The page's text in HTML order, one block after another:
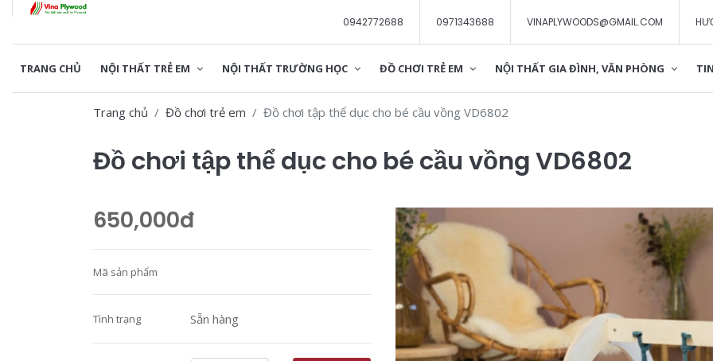
VINAPLYWOODS@GMAIL.COM
0971343688
0942772688
TRANG CHỦ NỘI THẤT TRẺ EM NỘI THẤT TRƯỜNG HỌC ĐỒ CHƠI TRẺ EM NỘI THẤT GIA ĐÌNH, VĂN PHÒNG
Trang chủ Đồ chơi trẻ em Đồ chơi tập thể dục cho bé cầu vồng VD6802
Đồ chơi tập thể dục cho bé cầu vồng VD6802
650,000đ
Mã sản phẩm
Tình trạng Sẵn hàng